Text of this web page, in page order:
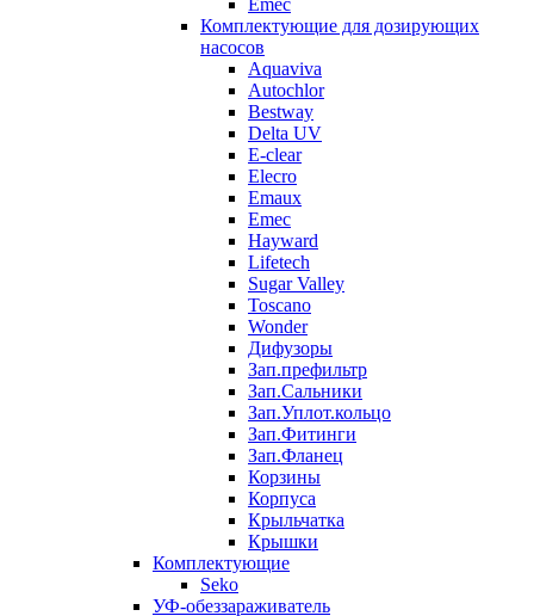
Комплектующие для дозирующих
насосов
Aquaviva
Autochlor
Bestway
Delta UV
E-clear
Elecro
Emaux
Emec
Hayward
Lifetech
Sugar Valley
Toscano
Wonder
Дифузоры
Зап.префильтр
Зап.Сальники
Зап.Уплот.кольцо
Зап.Фитинги
Зап.Фланец
Корзины
Корпуcа
Крыльчатка
Крышки
Комплектующие
Seko
УФ-обеззараживатель